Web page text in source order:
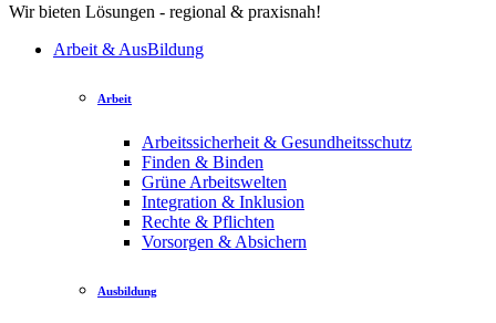
Wir bieten Lösungen - regional & praxisnah!
Arbeit & AusBildung
Arbeit
Arbeitssicherheit & Gesundheitsschutz
Finden & Binden
Grüne Arbeitswelten
Integration & Inklusion
Rechte & Pflichten
Vorsorgen & Absichern
Ausbildung